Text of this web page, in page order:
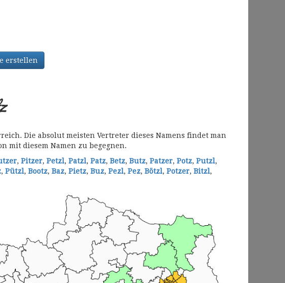
erstellen
Die absolut meisten Vertreter dieses Namens findet man
mit diesem Namen zu begegnen.
, Pitzer, Petzl, Patzl, Patz, Betz, Butz, Patzer, Potz, Putzl,
, Pützl, Bootz, Baz, Pietz, Buz, Pezl, Pez, Bötzl, Potzer, Bitzl,